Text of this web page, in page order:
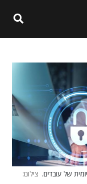
של עובדים. צילום: